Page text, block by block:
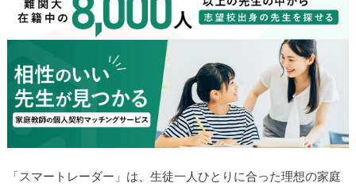
「スマートレーダー」は、生徒一人ひとりに合った理想の家庭